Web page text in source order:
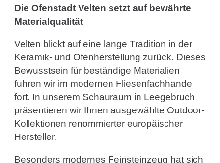
Die Ofenstadt Velten setzt auf bewährte
Materialqualität
Velten blickt auf eine lange Tradition in der
Keramik- und Ofenherstellung zurück. Dieses
Bewusstsein für beständige Materialien
führen wir im modernen Fliesenfachhandel
fort. In unserem Schauraum in Leegebruch
präsentieren wir Ihnen ausgewählte Outdoor-
Kollektionen renommierter europäischer
Hersteller.
Besonders modernes Feinsteinzeug hat sich